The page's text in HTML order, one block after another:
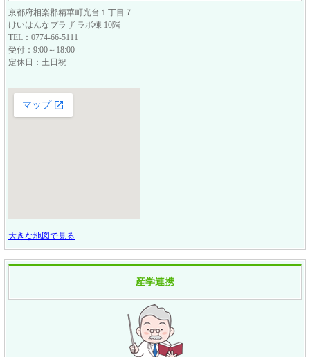
京都府相楽郡精華町光台１丁目７
けいはんなプラザ ラボ棟 10階
TEL：0774-66-5111
受付：9:00～18:00
定休日：土日祝
大きな地図で見る
産学連携